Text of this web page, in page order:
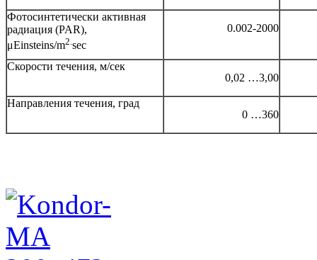
Фотосинтетически активная
радиация (PAR),
μEinsteins/m2. sec
0.002-2000
Скорости течения, м/сек
0,02 …3,00
Направления течения, град
0 …360